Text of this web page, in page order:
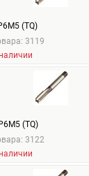
(TQ)
3119
(TQ)
3122